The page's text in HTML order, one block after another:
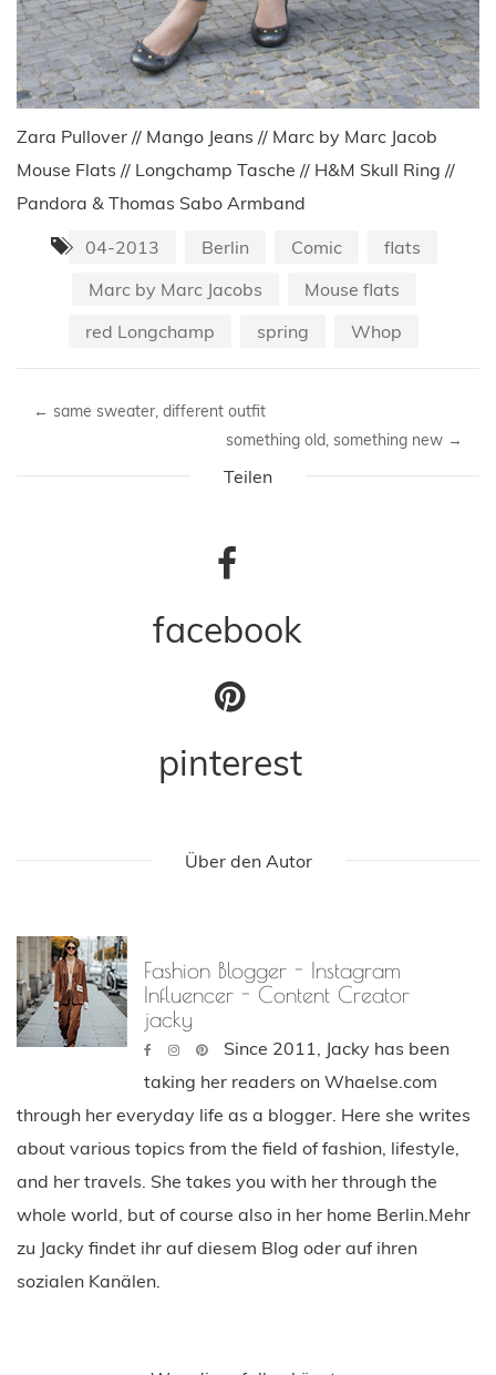
Zara Pullover // Mango Jeans // Marc by Marc Jacob
Mouse Flats // Longchamp Tasche // H&M Skull Ring //
Pandora & Thomas Sabo Armband
04-2013
Berlin Comic
flats
Marc by Marc Jacobs
Mouse flats
red Longchamp
spring Whop
← same sweater, different outfit
something old, something new →
Teilen
facebook
pinterest
Über den Autor
Fashion Blogger - Instagram
Influencer - Content Creator
jacky
Since 2011, Jacky has been
taking her readers on Whaelse.com
through her everyday life as a blogger. Here she writes
about various topics from the field of fashion, lifestyle,
and her travels. She takes you with her through the
whole world, but of course also in her home Berlin.Mehr
zu Jacky findet ihr auf diesem Blog oder auf ihren
sozialen Kanälen.